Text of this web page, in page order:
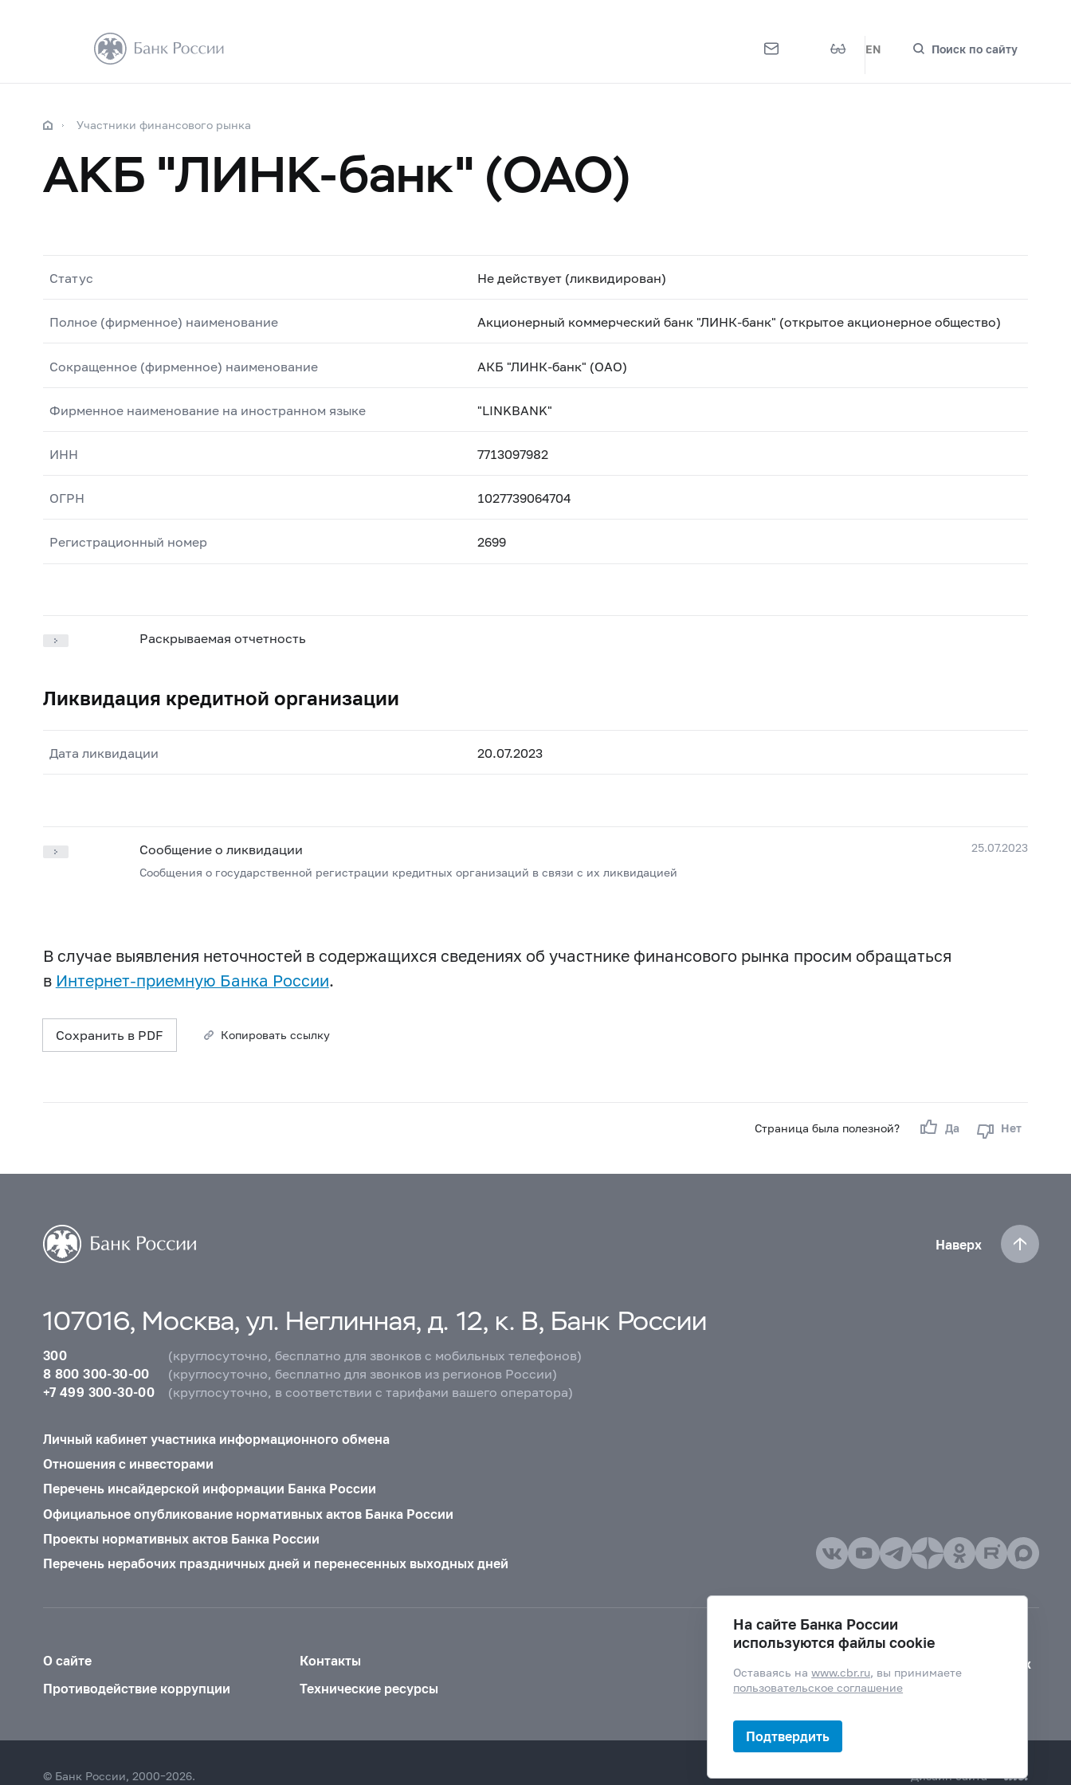
EN Поиск по сайту
Участники финансового рынка
АКБ "ЛИНК-банк" (ОАО)
Статус Не действует (ликвидирован)
Полное (фирменное) наименование Акционерный коммерческий банк "ЛИНК-банк" (открытое акционерное общество)
Сокращенное (фирменное) наименование АКБ "ЛИНК-банк" (ОАО)
Фирменное наименование на иностранном языке "LINKBANK"
ИНН 7713097982
ОГРН 1027739064704
Регистрационный номер 2699
Раскрываемая отчетность
Ликвидация кредитной организации
Дата ликвидации 20.07.2023
25.07.2023
Сообщение о ликвидации
Сообщения о государственной регистрации кредитных организаций в связи с их ликвидацией
В случае выявления неточностей в содержащихся сведениях об участнике финансового рынка просим обращаться
в Интернет-приемную Банка России.
Сохранить в PDF Копировать ссылку
Страница была полезной? Да Нет
Наверх
107016, Москва, ул. Неглинная, д. 12, к. В, Банк России
300
(круглосуточно, бесплатно для звонков с мобильных телефонов)
8 800 300-30-00
(круглосуточно, бесплатно для звонков из регионов России)
+7 499 300-30-00
(круглосуточно, в соответствии с тарифами вашего оператора)
Личный кабинет участника информационного обмена
Отношения с инвесторами
Перечень инсайдерской информации Банка России
Официальное опубликование нормативных актов Банка России
Проекты нормативных актов Банка России
Перечень нерабочих праздничных дней и перенесенных выходных дней
О сайте
Контакты
Противодействие коррупции
Технические ресурсы
Версия для слабовидящих
© Банк России, 2000–2026. Дизайн сайта —
На сайте Банка России
используются файлы cookie
Оставаясь наwww.cbr.ru, вы принимаете
пользовательское соглашение
Подтвердить